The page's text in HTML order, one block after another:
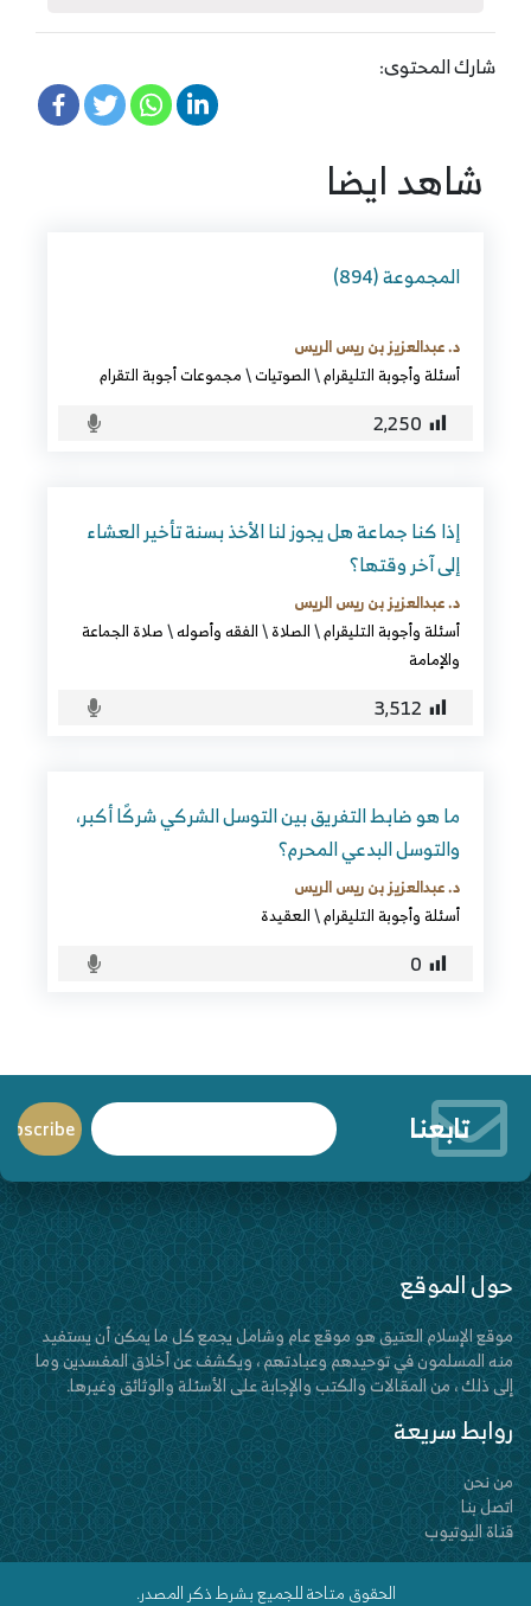
شارك المحتوى:
شاهد ايضا
المجموعة (894)
د. عبدالعزيز بن ريس الريس
أسئلة وأجوبة التليقرام\الصوتيات\مجموعات أجوبة التقرام
2٬250
إذا كنا جماعة هل يجوز لنا الأخذ بسنة تأخير العشاء
إلى آخر وقتها؟
د. عبدالعزيز بن ريس الريس
أسئلة وأجوبة التليقرام\الصلاة\الفقه وأصوله\صلاة الجماعة
والإمامة
3٬512
ما هو ضابط التفريق بين التوسل الشركي شركًا أكبر،
والتوسل البدعي المحرم؟
د. عبدالعزيز بن ريس الريس
أسئلة وأجوبة التليقرام\العقيدة
0
تابعنا
حول الموقع
موقع الإسلام العتيق هو موقع عام وشامل يجمع كل ما يمكن أن يستفيد
منه المسلمون في توحيدهم وعبادتهم ، ويكشف عن أخلاق المفسدين وما
إلى ذلك ، من المقالات والكتب والإجابة على الأسئلة والوثائق وغيرها.
روابط سريعة
من نحن
اتصل بنا
قناة اليوتيوب
الحقوق متاحة للجميع بشرط ذكر المصدر.